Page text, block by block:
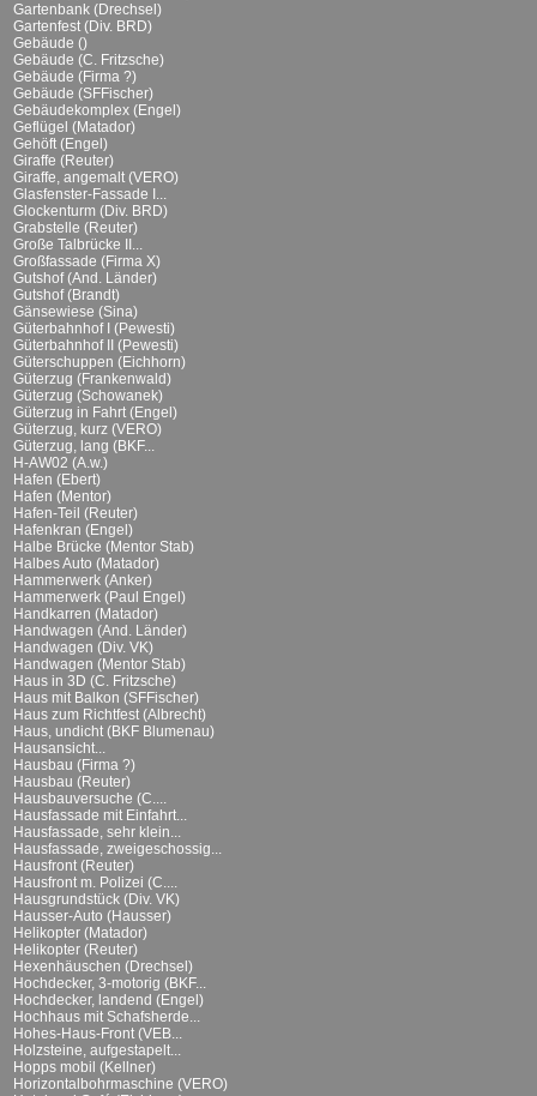
Gartenbank (Drechsel)
Gartenfest (Div. BRD)
Gebäude ()
Gebäude (C. Fritzsche)
Gebäude (Firma ?)
Gebäude (SFFischer)
Gebäudekomplex (Engel)
Geflügel (Matador)
Gehöft (Engel)
Giraffe (Reuter)
Giraffe, angemalt (VERO)
Glasfenster-Fassade I...
Glockenturm (Div. BRD)
Grabstelle (Reuter)
Große Talbrücke II...
Großfassade (Firma X)
Gutshof (And. Länder)
Gutshof (Brandt)
Gänsewiese (Sina)
Güterbahnhof I (Pewesti)
Güterbahnhof II (Pewesti)
Güterschuppen (Eichhorn)
Güterzug (Frankenwald)
Güterzug (Schowanek)
Güterzug in Fahrt (Engel)
Güterzug, kurz (VERO)
Güterzug, lang (BKF...
H-AW02 (A.w.)
Hafen (Ebert)
Hafen (Mentor)
Hafen-Teil (Reuter)
Hafenkran (Engel)
Halbe Brücke (Mentor Stab)
Halbes Auto (Matador)
Hammerwerk (Anker)
Hammerwerk (Paul Engel)
Handkarren (Matador)
Handwagen (And. Länder)
Handwagen (Div. VK)
Handwagen (Mentor Stab)
Haus in 3D (C. Fritzsche)
Haus mit Balkon (SFFischer)
Haus zum Richtfest (Albrecht)
Haus, undicht (BKF Blumenau)
Hausansicht...
Hausbau (Firma ?)
Hausbau (Reuter)
Hausbauversuche (C....
Hausfassade mit Einfahrt...
Hausfassade, sehr klein...
Hausfassade, zweigeschossig...
Hausfront (Reuter)
Hausfront m. Polizei (C....
Hausgrundstück (Div. VK)
Hausser-Auto (Hausser)
Helikopter (Matador)
Helikopter (Reuter)
Hexenhäuschen (Drechsel)
Hochdecker, 3-motorig (BKF...
Hochdecker, landend (Engel)
Hochhaus mit Schafsherde...
Hohes-Haus-Front (VEB...
Holzsteine, aufgestapelt...
Hopps mobil (Kellner)
Horizontalbohrmaschine (VERO)